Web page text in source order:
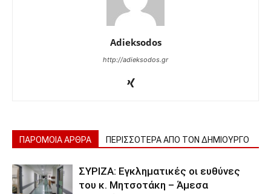
Adieksodos
http://adieksodos.gr
ΠΑΡΟΜΟΙΑ ΑΡΘΡΑ ΠΕΡΙΣΣΟΤΕΡΑ ΑΠΟ ΤΟΝ ΔΗΜΙΟΥΡΓΟ
ΣΥΡΙΖΑ: Εγκληματικές οι ευθύνες
του κ. Μητσοτάκη – Άμεσα